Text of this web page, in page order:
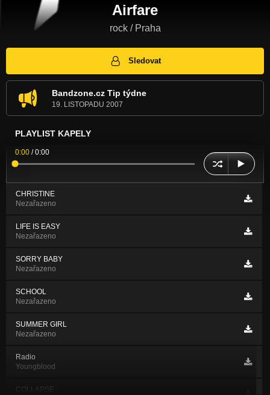
Airfare
rock / Praha
Sledovat
Bandzone.cz Tip týdne
19. LISTOPADU 2007
PLAYLIST KAPELY
0:00 /0:00
CHRISTINE
Nezařazeno
LIFE IS EASY
Nezařazeno
SORRY BABY
Nezařazeno
SCHOOL
Nezařazeno
SUMMER GIRL
Nezařazeno
Radio
Youngblood
COLLAPSE